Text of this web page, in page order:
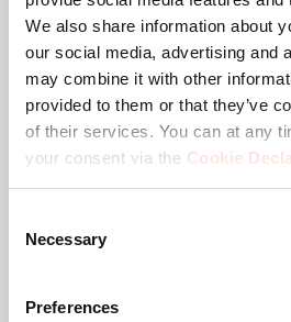
We also share information about
our social media, advertising and
may combine it with other
provided to them or that they’ve
of their services. You can at any
your consent via the Cookie
Selection
Necessary
Preferences
4.6
ud
af
5
stjerner.
18
anmeldelser
Størrelsen på dit tv:
Slide 1 of 3
19 43 65 40
499,00 kr.